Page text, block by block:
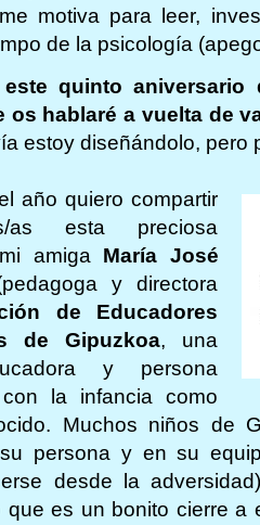
motiva para leer,
de la psicología
este quinto
os hablaré a vuelta de
estoy diseñándolo, pero
año quiero compartir
as esta preciosa
amiga María José
y directora
de Educadores
de Gipuzkoa, una
y persona
con la infancia como
Muchos niños de
persona y en su
desde la
que es un bonito cierre a